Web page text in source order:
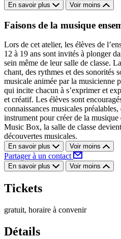
En savoir plus Voir moins
Faisons de la musique
Lors de cet atelier, les élèves de
12 à 19 ans sont invités à plonger
sein même de leur salle de classe.
chant, des rythmes et des sonorités
musicale animée par la musicienne
qui incite chacun à s’exprimer et
et créatif. Les élèves sont
connaissances musicales
instrument pour créer de la
Music Box, la salle de classe
découvertes musicales.
En savoir plus Voir moins
Partager à un contact
En savoir plus Voir moins
Tickets
gratuit, horaire à convenir
Détails